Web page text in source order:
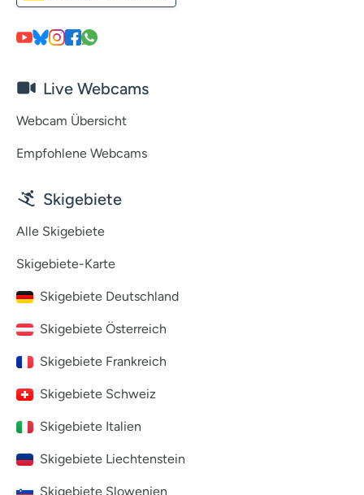
Live Webcams
Webcam Übersicht
Empfohlene Webcams
Skigebiete
Alle Skigebiete
Skigebiete-Karte
Skigebiete Deutschland
Skigebiete Österreich
Skigebiete Frankreich
Skigebiete Schweiz
Skigebiete Italien
Skigebiete Liechtenstein
Skigebiete Slowenien